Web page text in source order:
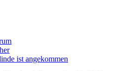
ist angekommen